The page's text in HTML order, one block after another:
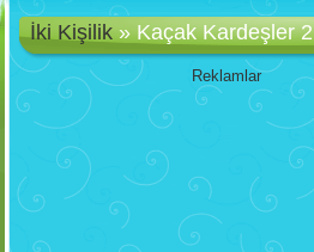
İki Kişilik»Kaçak Kardeşler 2
Reklamlar